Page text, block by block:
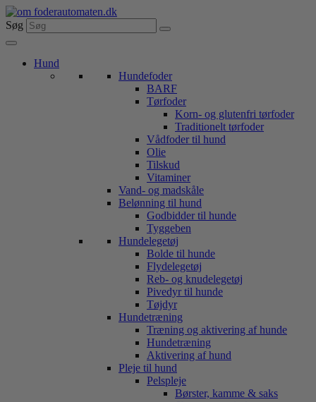
Videre
til
indhold
Søg
Hund
Hundefoder
BARF
Tørfoder
Korn- og glutenfri tørfoder
Traditionelt tørfoder
Vådfoder til hund
Olie
Tilskud
Vitaminer
Vand- og madskåle
Belønning til hund
Godbidder til hunde
Tyggeben
Hundelegetøj
Bolde til hunde
Flydelegetøj
Reb- og knudelegetøj
Pivedyr til hunde
Tøjdyr
Hundetræning
Træning og aktivering af hunde
Hundetræning
Aktivering af hund
Pleje til hund
Pelspleje
Børster, kamme & saks